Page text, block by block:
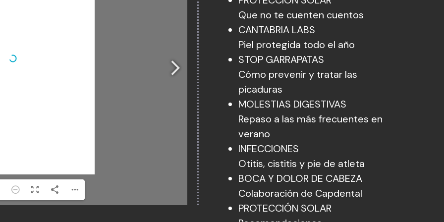
Que no te cuenten cuentos
CANTABRIA LABS
Piel protegida todo el año
STOP GARRAPATAS
Cómo prevenir y tratar las
picaduras
MOLESTIAS DIGESTIVAS
Repaso a las más frecuentes en
verano
INFECCIONES
Otitis, cistitis y pie de atleta
BOCA Y DOLOR DE CABEZA
Colaboración de Capdental
PROTECCIÓN SOLAR